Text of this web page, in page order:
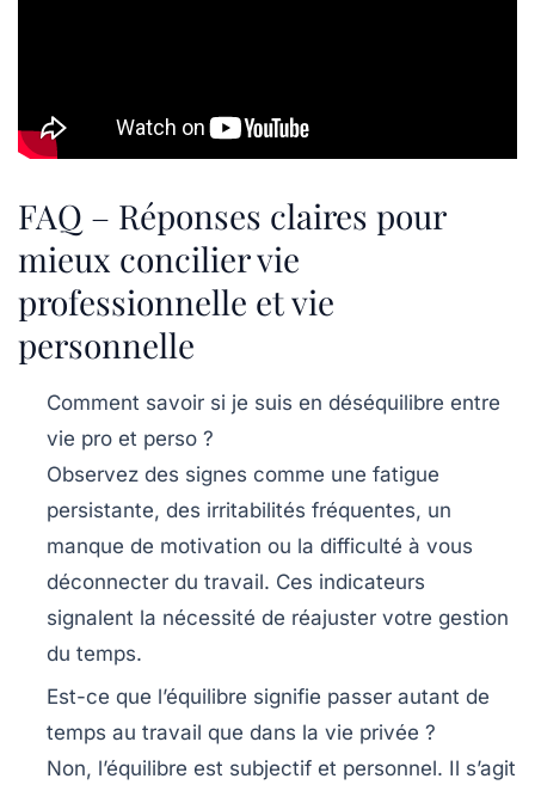
FAQ – Réponses claires pour
mieux concilier vie
professionnelle et vie
personnelle
Comment savoir si je suis en déséquilibre entre
vie pro et perso ?
Observez des signes comme une fatigue
persistante, des irritabilités fréquentes, un
manque de motivation ou la difficulté à vous
déconnecter du travail. Ces indicateurs
signalent la nécessité de réajuster votre gestion
du temps.
Est-ce que l’équilibre signifie passer autant de
temps au travail que dans la vie privée ?
Non, l’équilibre est subjectif et personnel. Il s’agit